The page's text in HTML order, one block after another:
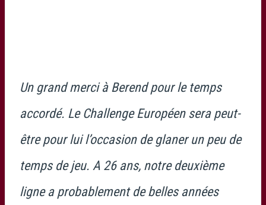
Un grand merci à Berend pour le temps
accordé. Le Challenge Européen sera peut-
être pour lui l’occasion de glaner un peu de
temps de jeu. A 26 ans, notre deuxième
ligne a probablement de belles années